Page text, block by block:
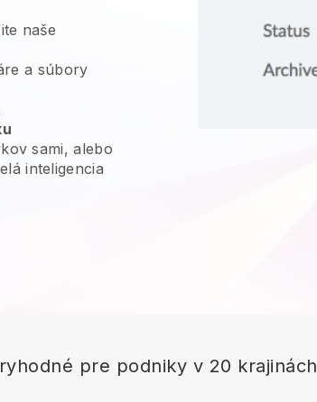
naše
a súbory
sami, alebo
inteligencia
pre podniky v 20 krajinách